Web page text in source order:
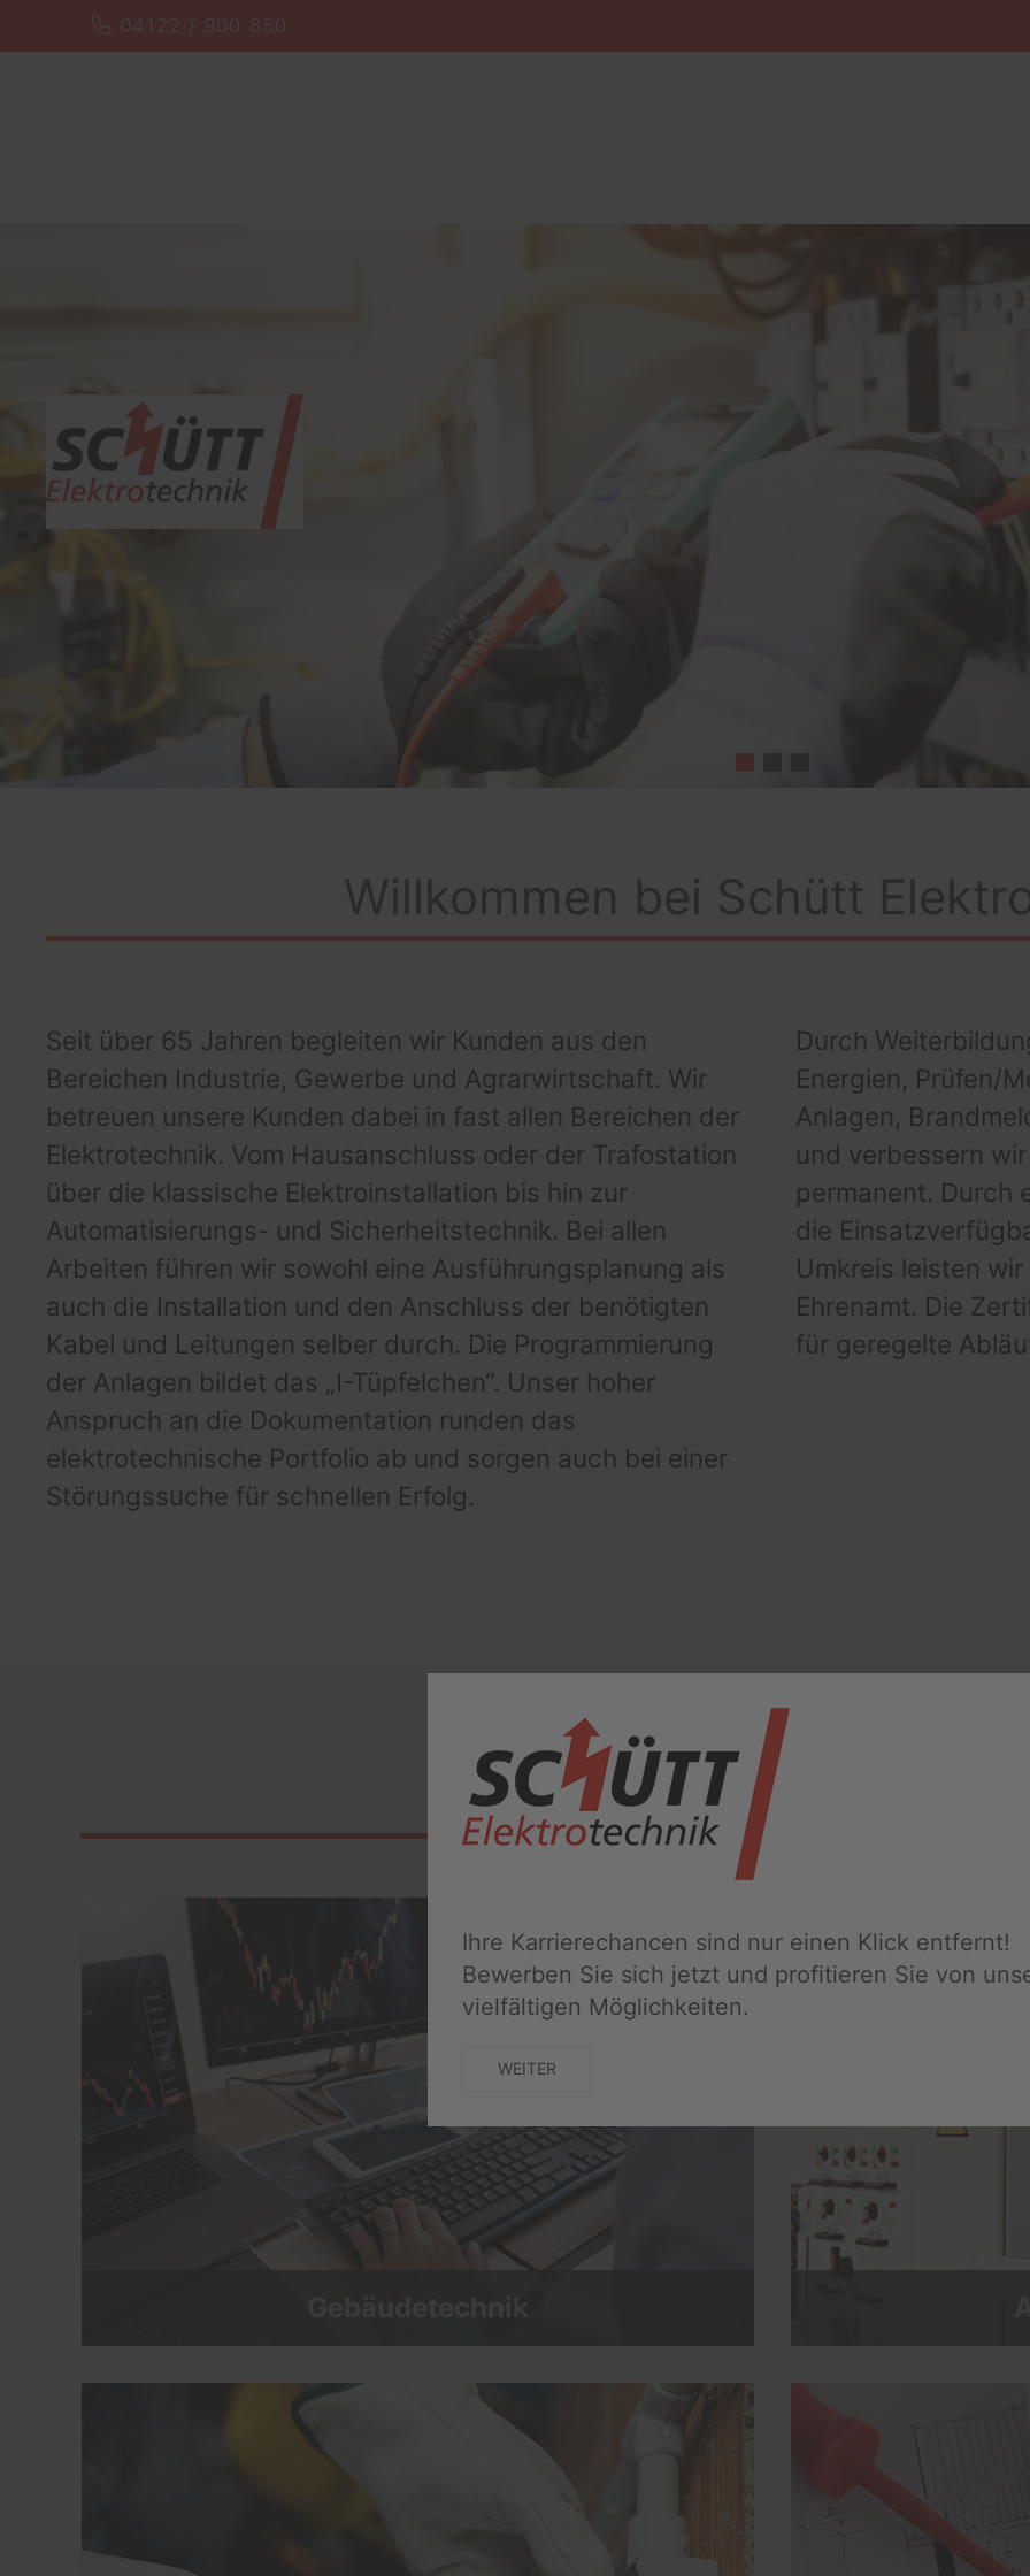
04122 / 900 850
Willkommen bei Schütt
Seit über 65 Jahren begleiten wir Kunden aus den
Bereichen Industrie, Gewerbe und Agrarwirtschaft. Wir
betreuen unsere Kunden dabei in fast allen Bereichen der
Elektrotechnik. Vom Hausanschluss oder der Trafostation
über die klassische Elektroinstallation bis hin zur
Automatisierungs- und Sicherheitstechnik. Bei allen
Arbeiten führen wir sowohl eine Ausführungsplanung als
auch die Installation und den Anschluss der benötigten
Kabel und Leitungen selber durch. Die Programmierung
der Anlagen bildet das „I-Tüpfelchen“. Unser hoher
Anspruch an die Dokumentation runden das
elektrotechnische Portfolio ab und sorgen auch bei einer
Störungssuche für schnellen Erfolg.
Durch
Energien, Prüfen/
Anlagen,
und verbessern
permanent. Durch
die
Umkreis leisten
Ehrenamt. Die
für geregelte
Leistungen
Ihre Karrierechancen sind nur einen Klick entfernt!
Bewerben Sie sich jetzt und profitieren Sie von
vielfältigen Möglichkeiten.
WEITER